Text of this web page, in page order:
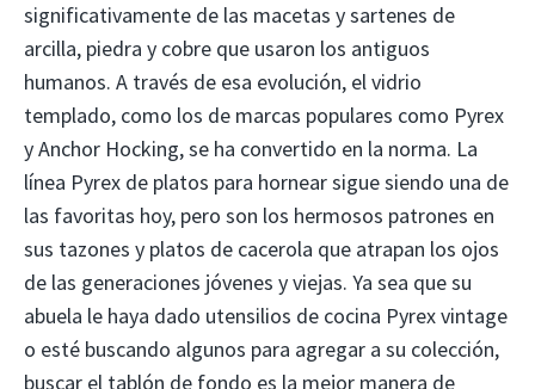
significativamente de las macetas y sartenes de
arcilla, piedra y cobre que usaron los antiguos
humanos. A través de esa evolución, el vidrio
templado, como los de marcas populares como Pyrex
y Anchor Hocking, se ha convertido en la norma. La
línea Pyrex de platos para hornear sigue siendo una de
las favoritas hoy, pero son los hermosos patrones en
sus tazones y platos de cacerola que atrapan los ojos
de las generaciones jóvenes y viejas. Ya sea que su
abuela le haya dado utensilios de cocina Pyrex vintage
o esté buscando algunos para agregar a su colección,
buscar el tablón de fondo es la mejor manera de